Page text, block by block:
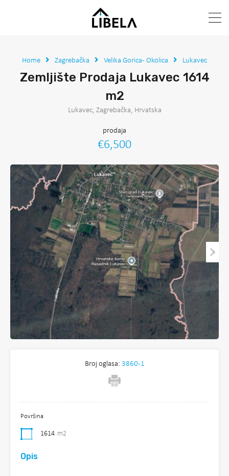
Home Zagrebačka Velika Gorica - Okolica Lukavec
Zemljište Prodaja Lukavec 1614
m2
Lukavec, Zagrebačka, Hrvatska
prodaja
€6,500
Broj oglasa: 3860-1
Površina
1614 m2
Opis